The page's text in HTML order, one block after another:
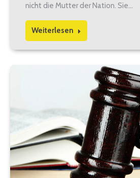
nicht die Mutter der Nation. Sie…
Weiterlesen